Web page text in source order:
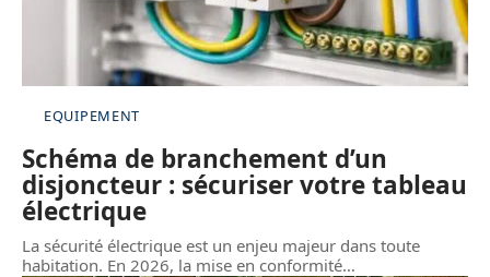
EQUIPEMENT
Schéma de branchement d’un
disjoncteur : sécuriser votre tableau
électrique
La sécurité électrique est un enjeu majeur dans toute
habitation. En 2026, la mise en conformité…